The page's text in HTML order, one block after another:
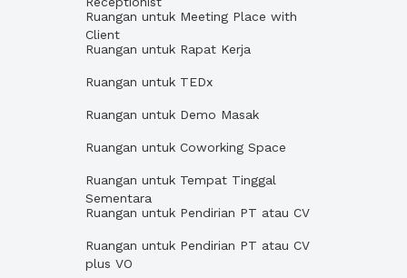
Ruangan untuk Meeting Place with
Client
Ruangan untuk Rapat Kerja
Ruangan untuk TEDx
Ruangan untuk Demo Masak
Ruangan untuk Coworking Space
Ruangan untuk Tempat Tinggal
Sementara
Ruangan untuk Pendirian PT atau CV
Ruangan untuk Pendirian PT atau CV
plus VO